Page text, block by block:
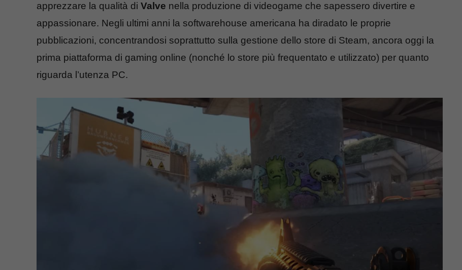
apprezzare la qualità di Valve nella produzione di videogame che sapessero divertire e
appassionare. Negli ultimi anni la softwarehouse americana ha diradato le proprie
pubblicazioni, concentrandosi soprattutto sulla gestione dello store di Steam, ancora oggi la
prima piattaforma di gaming online (nonché lo store più frequentato e utilizzato) per quanto
riguarda l’utenza PC.